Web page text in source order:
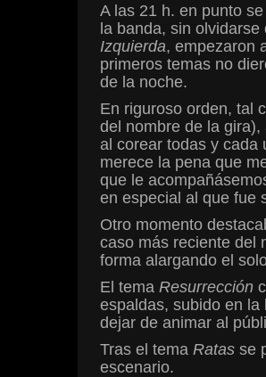
A las 21 h. en punto
la banda, sin
Izquierda, empezaron
primeros temas no
de la noche.
En riguroso orden, tal
del nombre de la
al corear todas y cada
merece la pena que
que le
en especial al que fue
Otro momento
caso más reciente del
forma alargando el
El tema Resurrección
espaldas, subido en
dejar de animar al
Tras el tema Ratas se
escenario.